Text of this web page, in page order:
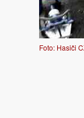
Foto: Hasiči